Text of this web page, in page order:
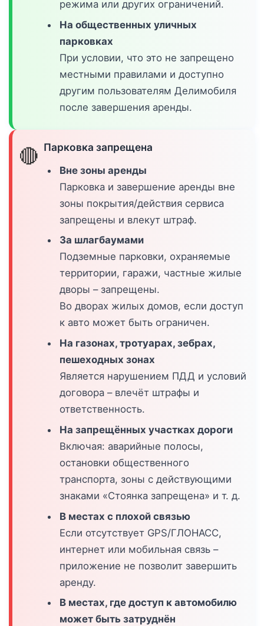
режима или других ограничений.
На общественных уличных
парковках
При условии, что это не запрещено
местными правилами и доступно
другим пользователям Делимобиля
после завершения аренды.
🔴 Парковка запрещена
Вне зоны аренды
Парковка и завершение аренды вне
зоны покрытия/действия сервиса
запрещены и влекут штраф.
За шлагбаумами
Подземные парковки, охраняемые
территории, гаражи, частные жилые
дворы – запрещены.
Во дворах жилых домов, если доступ
к авто может быть ограничен.
На газонах, тротуарах, зебрах,
пешеходных зонах
Является нарушением ПДД и условий
договора – влечёт штрафы и
ответственность.
На запрещённых участках дороги
Включая: аварийные полосы,
остановки общественного
транспорта, зоны с действующими
знаками «Стоянка запрещена» и т. д.
В местах с плохой связью
Если отсутствует GPS/ГЛОНАСС,
интернет или мобильная связь –
приложение не позволит завершить
аренду.
В местах, где доступ к автомобилю
может быть затруднён